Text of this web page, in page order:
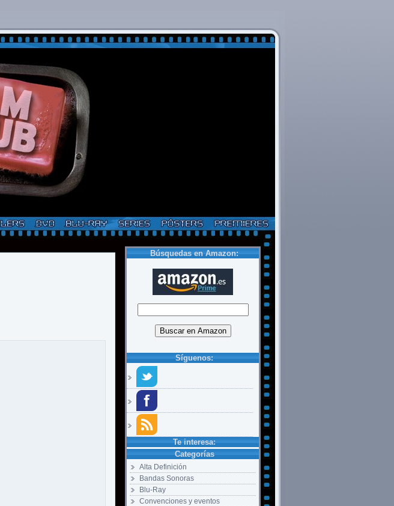
Búsquedas en Amazon:
Síguenos:
Te interesa:
Categorías
Alta Definición
Bandas Sonoras
Blu-Ray
Convenciones y eventos